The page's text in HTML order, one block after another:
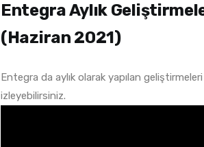
Entegra Aylık
(Haziran 2021)
Entegra da aylık olarak yapılan
izleyebilirsiniz.